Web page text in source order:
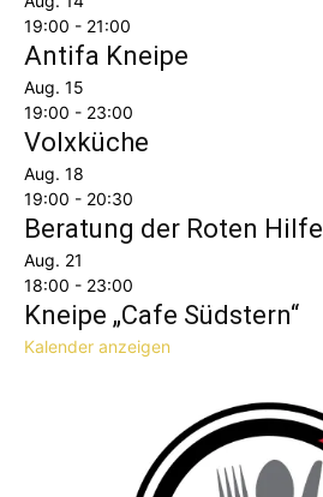
19:00 - 21:00
Antifa Kneipe
Aug. 15
19:00 - 23:00
Volxküche
Aug. 18
19:00 - 20:30
Beratung der Roten
Aug. 21
18:00 - 23:00
Kneipe „Cafe Südstern“
Kalender anzeigen